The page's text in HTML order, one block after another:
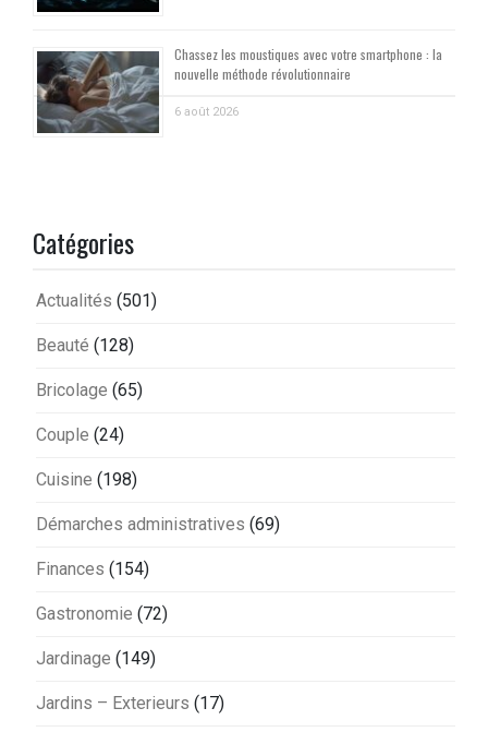
Chassez les moustiques avec votre smartphone : la
nouvelle méthode révolutionnaire
6 août 2026
Catégories
Actualités (501)
Beauté (128)
Bricolage (65)
Couple (24)
Cuisine (198)
Démarches administratives (69)
Finances (154)
Gastronomie (72)
Jardinage (149)
Jardins – Exterieurs (17)